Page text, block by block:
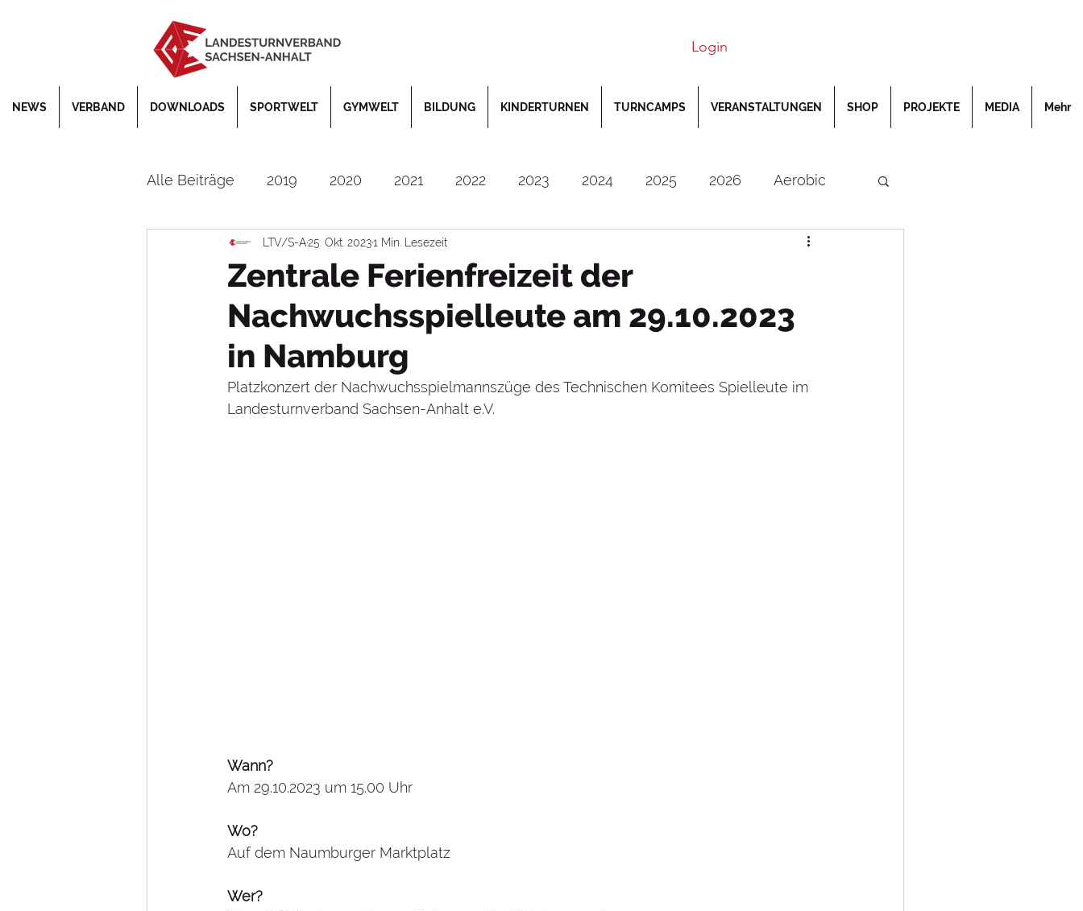
Login
NEWS VERBAND DOWNLOADS SPORTWELT GYMWELT BILDUNG KINDERTURNEN TURNCAMPS VERANSTALTUNGEN SHOP PROJEKTE MEDIA Mehr
Alle Beiträge 2019 2020 2021 2022 2023 2024 2025 2026 Aerobic
Bildung Corona Deutsche Jugendmeisterschaften
EM Faustball Gerätturnen Gymwelt Inklusion Jahn-Turnfest
Kinderturnen
Zentrale Ferienfreizeit der
Nachwuchsspielleute am 29.10.2023
in Namburg
LTV/S-A25. Okt. 20231 Min. Lesezeit
Platzkonzert der Nachwuchsspielmannszüge des Technischen Komitees Spielleute im
Landesturnverband Sachsen-Anhalt e.V.
Wann?
Am 29.10.2023 um 15.00 Uhr
Wo?
Auf dem Naumburger Marktplatz
Wer?